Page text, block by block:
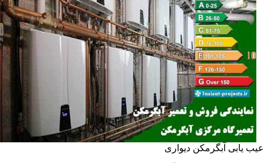
عیب یابی آبگرمکن دیواری